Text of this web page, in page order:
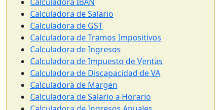
Calculadora IBAN
Calculadora de Salario
Calculadora de GST
Calculadora de Tramos Impositivos
Calculadora de Ingresos
Calculadora de Impuesto de Ventas
Calculadora de Discapacidad de VA
Calculadora de Margen
Calculadora de Salario a Horario